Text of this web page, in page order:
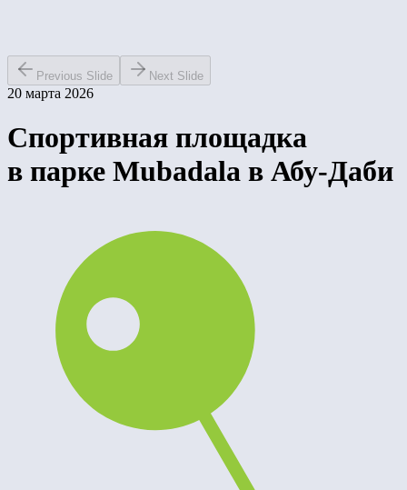
Previous Slide Next Slide
20 марта 2026
Спортивная площадка
в парке Mubadala в Абу-Даби